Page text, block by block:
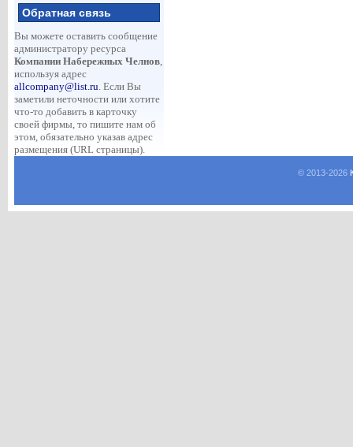
Обратная связь
Вы можете оставить сообщение
администратору ресурса
Компании Набережных Челнов,
используя адрес
allcompany@list.ru. Если Вы
заметили неточности или хотите
что-то добавить в карточку
своей фирмы, то пишите нам об
этом, обязательно указав адрес
размещения (URL страницы).
© 2013-2026